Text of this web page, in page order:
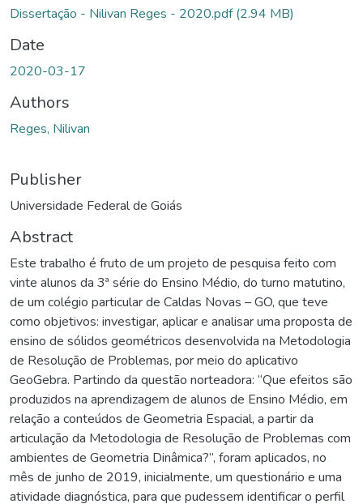
Dissertação - Nilivan Reges - 2020.pdf(2.94 MB)
Date
2020-03-17
Authors
Reges, Nilivan
Publisher
Universidade Federal de Goiás
Abstract
Este trabalho é fruto de um projeto de pesquisa feito com
vinte alunos da 3ª série do Ensino Médio, do turno matutino,
de um colégio particular de Caldas Novas – GO, que teve
como objetivos: investigar, aplicar e analisar uma proposta de
ensino de sólidos geométricos desenvolvida na Metodologia
de Resolução de Problemas, por meio do aplicativo
GeoGebra. Partindo da questão norteadora: “Que efeitos são
produzidos na aprendizagem de alunos de Ensino Médio, em
relação a conteúdos de Geometria Espacial, a partir da
articulação da Metodologia de Resolução de Problemas com
ambientes de Geometria Dinâmica?”, foram aplicados, no
mês de junho de 2019, inicialmente, um questionário e uma
atividade diagnóstica, para que pudessem identificar o perfil